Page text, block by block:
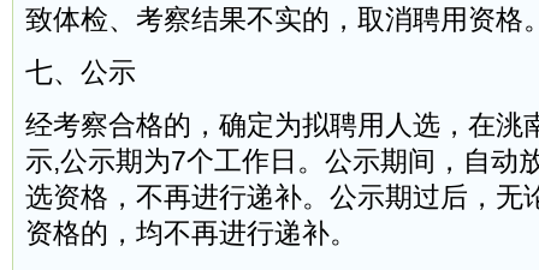
致体检、考察结果不实的，取消聘用资格
七、公示
经考察合格的，确定为拟聘用人选，在洮
示,公示期为7个工作日。公示期间，自动
选资格，不再进行递补。公示期过后，无
资格的，均不再进行递补。